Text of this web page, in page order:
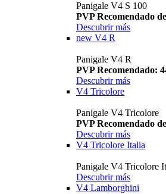
Panigale V4 S 100
PVP Recomendado
Descubrir más
new V4 R
Panigale V4 R
PVP Recomendado:
Descubrir más
V4 Tricolore
Panigale V4 Tricolore
PVP Recomendado
Descubrir más
V4 Tricolore Italia
Panigale V4 Tricolore
Descubrir más
V4 Lamborghini